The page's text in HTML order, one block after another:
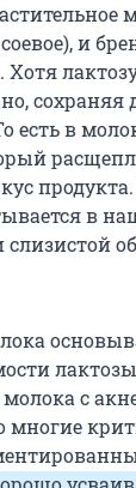
и
Хотя
сохраняя
есть в
в
с
многие